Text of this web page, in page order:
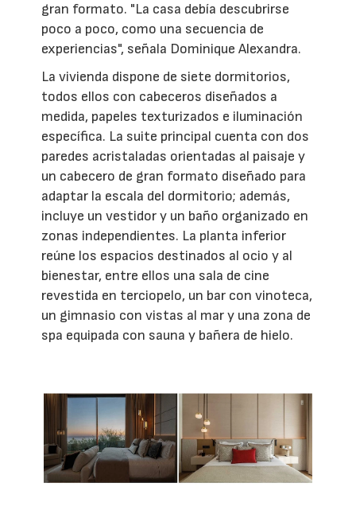
gran formato. "La casa debía descubrirse
poco a poco, como una secuencia de
experiencias", señala Dominique Alexandra.
La vivienda dispone de siete dormitorios,
todos ellos con cabeceros diseñados a
medida, papeles texturizados e iluminación
específica. La suite principal cuenta con dos
paredes acristaladas orientadas al paisaje y
un cabecero de gran formato diseñado para
adaptar la escala del dormitorio; además,
incluye un vestidor y un baño organizado en
zonas independientes. La planta inferior
reúne los espacios destinados al ocio y al
bienestar, entre ellos una sala de cine
revestida en terciopelo, un bar con vinoteca,
un gimnasio con vistas al mar y una zona de
spa equipada con sauna y bañera de hielo.